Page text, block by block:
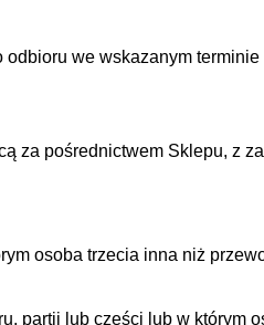
we wskazanym
za pośrednictwem Sklepu, z
osoba trzecia inna niż
partii lub części lub w którym